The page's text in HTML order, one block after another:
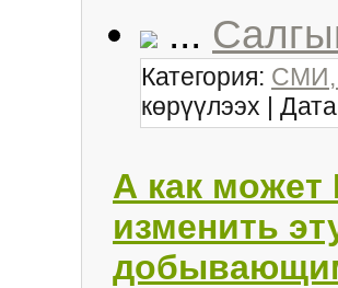
...
Категория: СМИ,
көрүүлээх |
А как
изменить